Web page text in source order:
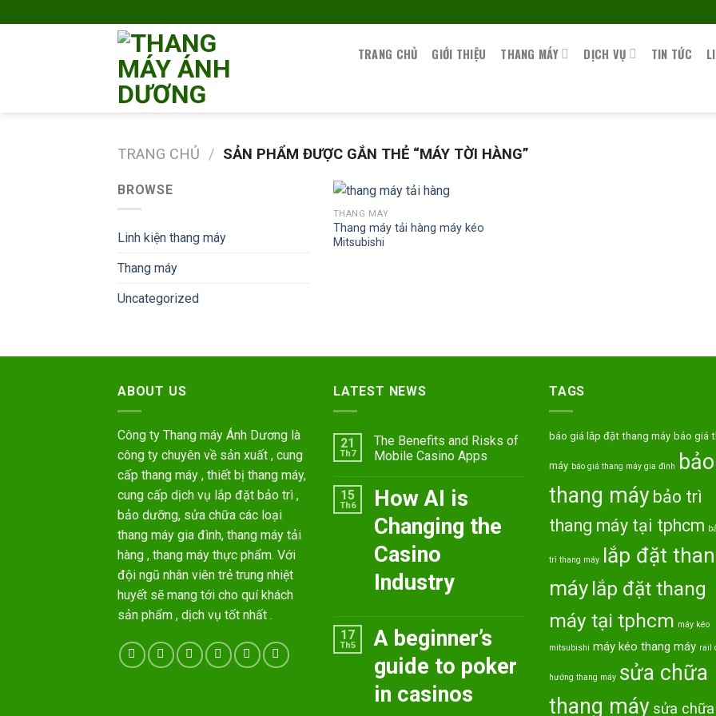
to
TRANG CHỦ GIỚI THIỆU THANG MÁY DỊCH VỤ TIN TỨC
TRANG CHỦ / SẢN PHẨM ĐƯỢC GẮN THẺ “MÁY TỜI HÀNG”
BROWSE
Linh kiện thang máy
Thang máy
Uncategorized
THANG MÁY
Thang máy tải hàng máy kéo
Mitsubishi
ABOUT US
Công ty Thang máy Ánh Dương là
công ty chuyên về sản xuất , cung
cấp thang máy , thiết bị thang máy,
cung cấp dịch vụ lắp đặt bảo trì ,
bảo dưỡng, sửa chữa các loại
thang máy gia đình, thang máy tải
hàng , thang máy thực phẩm. Với
đội ngũ nhân viên trẻ trung nhiệt
huyết sẽ mang tới cho quí khách
sản phẩm , dịch vụ tốt nhất .
LATEST NEWS
21
Th7
The Benefits and Risks of
Mobile Casino Apps
15
Th6
How AI is
Changing the
Casino
Industry
17
Th5
A beginner’s
guide to poker
in casinos
TAGS
báo giá lắp đặt thang máy báo giá
máy báo giá thang máy gia đình
thang máy bảo trì
thang máy tại tphcm
trì thang máy lắp đặt
máy lắp đặt thang
máy tại tphcm máy kéo
mitsubishi máy kéo thang máy rail
hướng thang máy sửa chữa
thang máy sửa chữa